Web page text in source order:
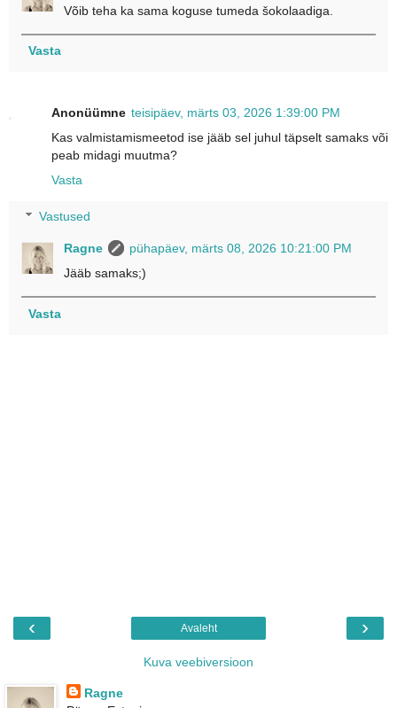
Võib teha ka sama koguse tumeda šokolaadiga.
Vasta
Anonüümne teisipäev, märts 03, 2026 1:39:00 PM
Kas valmistamismeetod ise jääb sel juhul täpselt samaks või
peab midagi muutma?
Vasta
Vastused
Ragne
pühapäev, märts 08, 2026 10:21:00 PM
Jääb samaks;)
Vasta
‹ ›
Avaleht
Kuva veebiversioon
Ragne